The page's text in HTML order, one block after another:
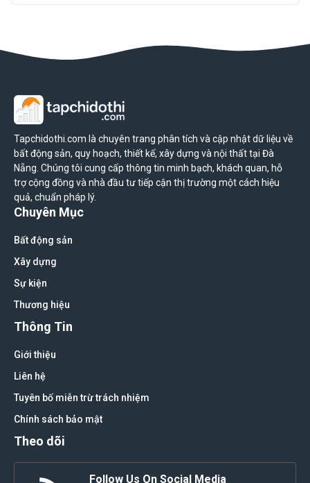
Tapchidothi.com là chuyên trang phân tích và cập nhật dữ liệu về
bất động sản, quy hoạch, thiết kế, xây dựng và nội thất tại Đà
Nẵng. Chúng tôi cung cấp thông tin minh bạch, khách quan, hỗ
trợ cộng đồng và nhà đầu tư tiếp cận thị trường một cách hiệu
quả, chuẩn pháp lý.
Chuyên Mục
Bất động sản
Xây dựng
Sự kiện
Thương hiệu
Thông Tin
Giới thiệu
Liên hệ
Tuyên bố miễn trừ trách nhiệm
Chính sách bảo mật
Theo dõi
Follow Us On Social Media